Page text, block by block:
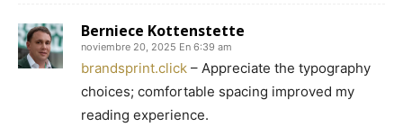
Berniece Kottenstette
noviembre 20, 2025 En 6:39 am
brandsprint.click – Appreciate the typography
choices; comfortable spacing improved my
reading experience.